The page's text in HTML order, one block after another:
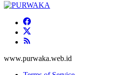
www.purwaka.web.id